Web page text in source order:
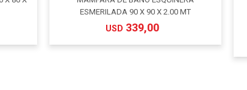
ESMERILADA 90 X 90 X 2.00 MT
USD 339,00